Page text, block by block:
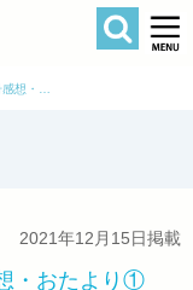
全国革新懇
検索
2021年12月15日掲載
・おたより①